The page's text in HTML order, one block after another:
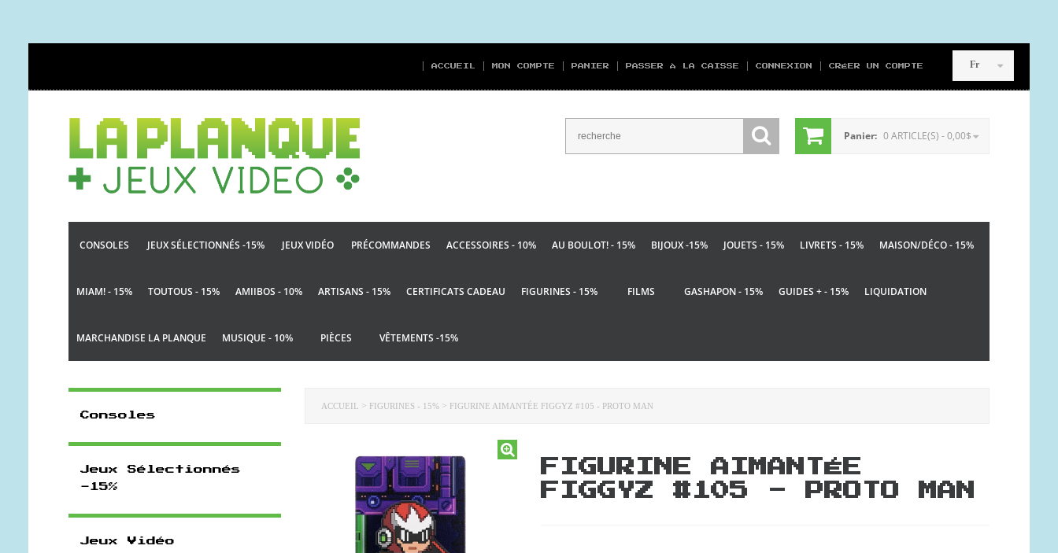
Fr
ACCUEIL MON COMPTE PANIER PASSER À LA CAISSE CONNEXION CRÉER UN COMPTE
Panier: 0 ARTICLE(S) - 0,00$
CONSOLES JEUX SÉLECTIONNÉS -15% JEUX VIDÉO PRÉCOMMANDES ACCESSOIRES - 10% AU BOULOT! - 15% BIJOUX -15% JOUETS - 15% LIVRETS - 15% MAISON/DÉCO - 15%
MIAM! - 15% TOUTOUS - 15% AMIIBOS - 10% ARTISANS - 15% CERTIFICATS CADEAU FIGURINES - 15% FILMS GASHAPON - 15% GUIDES + - 15% LIQUIDATION
MARCHANDISE LA PLANQUE MUSIQUE - 10% PIÈCES VÊTEMENTS -15%
ACCUEIL > FIGURINES - 15% > FIGURINE AIMANTÉE FIGGYZ #105 - PROTO MAN
FIGURINE AIMANTÉE
FIGGYZ #105 - PROTO MAN
Consoles
Jeux Sélectionnés
-15%
Jeux Vidéo